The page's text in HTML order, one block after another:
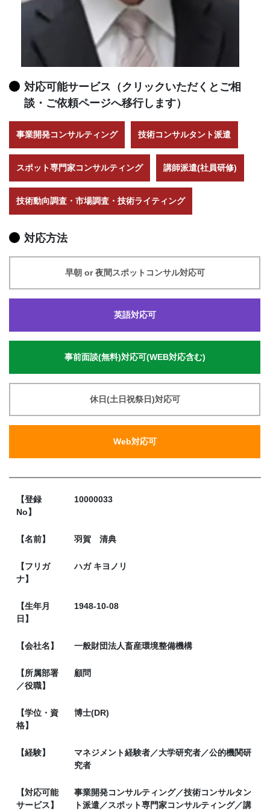
対応可能サービス（クリックいただくとご相
談・ご依頼ページへ移行します）
事業開発コンサルティング 技術コンサルタント派遣
スポット専門家コンサルティング 講師派遣(社員研修)
技術動向調査・市場調査・技術ライティング
対応方法
早朝 or 夜間スポットコンサル対応可
英語対応可
事前面談(無料)対応可(WEB対応含む)
休日(土日祝祭日)対応可
Web対応可
【登録
No】
10000033
【名前】 羽賀 清典
【フリガ
ナ】
ハガ キヨノリ
【生年月
日】
1948-10-08
【会社名】 一般財団法人畜産環境整備機構
【所属部署
／役職】
顧問
【学位・資
格】
博士(DR)
【経験】
マネジメント経験者／大学研究者／公的機関研
究者
【対応可能
サービス】
事業開発コンサルティング／技術コンサルタン
ト派遣／スポット専門家コンサルティング／講